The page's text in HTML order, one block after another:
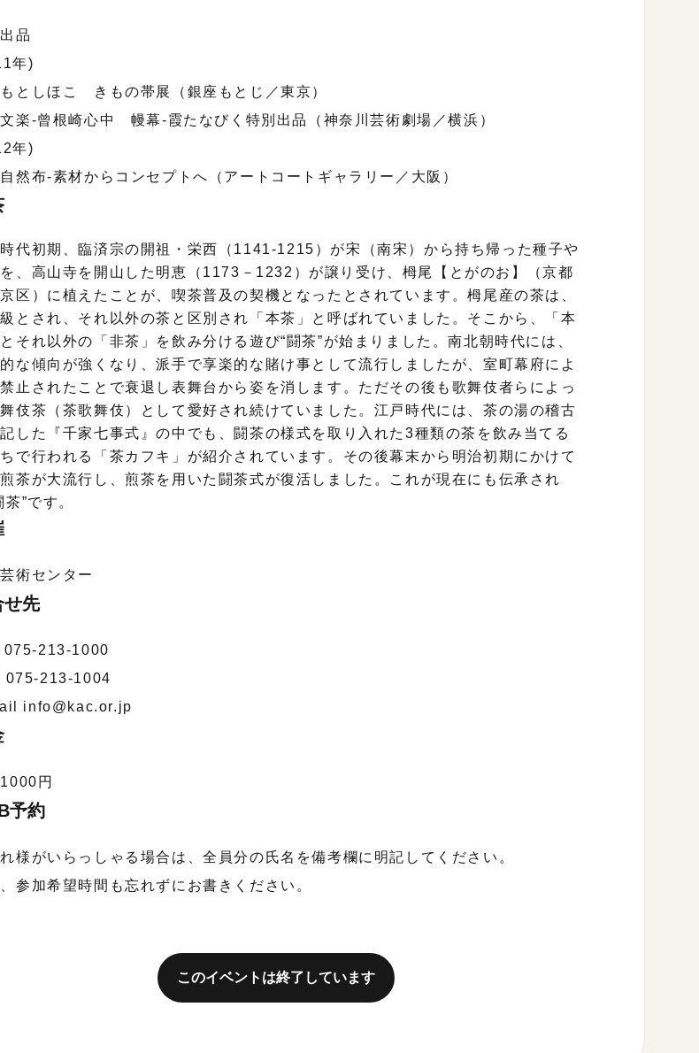
品
年)
としほこ きもの帯展（銀座もとじ／東京）
楽-曾根崎心中 幔幕-霞たなびく特別出品（神奈川芸術劇場／横浜）
年)
布-素材からコンセプトへ（アートコートギャラリー／大阪）
代初期、臨済宗の開祖・栄西（1141‐1215）が宋（南宋）から持ち帰った種子や
、高山寺を開山した明恵（1173－1232）が譲り受け、栂尾【とがのお】（京都
区）に植えたことが、喫茶普及の契機となったとされています。栂尾産の茶は、
とされ、それ以外の茶と区別され「本茶」と呼ばれていました。そこから、「本
それ以外の「非茶」を飲み分ける遊び“闘茶”が始まりました。南北朝時代には、
な傾向が強くなり、派手で享楽的な賭け事として流行しましたが、室町幕府によ
止されたことで衰退し表舞台から姿を消します。ただその後も歌舞伎者らによっ
伎茶（茶歌舞伎）として愛好され続けていました。江戸時代には、茶の湯の稽古
した『千家七事式』の中でも、闘茶の様式を取り入れた3種類の茶を飲み当てる
で行われる「茶カフキ」が紹介されています。その後幕末から明治初期にかけて
茶が大流行し、煎茶を用いた闘茶式が復活しました。これが現在にも伝承され
茶”です。
術センター
せ先
075-213-1000
075-213-1004
info@kac.or.jp
円
予約
様がいらっしゃる場合は、全員分の氏名を備考欄に明記してください。
参加希望時間も忘れずにお書きください。
このイベントは終了しています